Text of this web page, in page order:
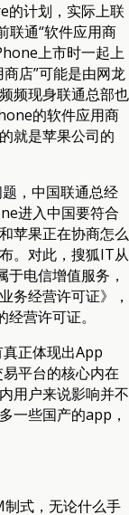
的计划，实际上联
联通“软件应用商
上市时一起上
店”可能是由网龙
频现身联通总部也
的软件应用商
就是苹果公司的
，中国联通总经
进入中国要符合
苹果正在协商怎么
。对此，搜狐IT从
电信增值服务，
务经营许可证》，
营许可证。
正体现出App
平台的核心内在
用户来说影响并不
一些国产的app，
制式，无论什么手